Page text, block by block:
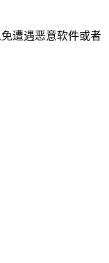
遭遇恶意软件或者